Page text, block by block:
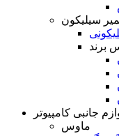
سیلیکون
برند
جانبی کامپیوتر
ماوس